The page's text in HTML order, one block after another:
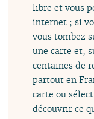
libre et vous
internet ; si
vous tombez
une carte et,
centaines de
partout en
carte ou
découvrir ce